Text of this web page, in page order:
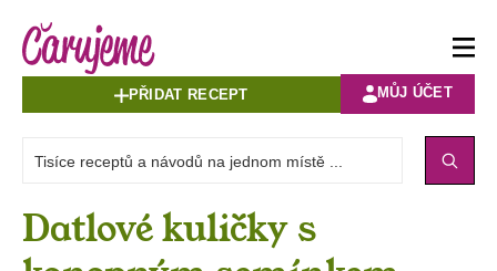
PŘIDAT RECEPT MŮJ ÚČET
Datlové kuličky s